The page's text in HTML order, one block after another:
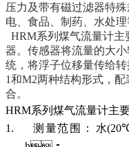
压力及带有磁过滤器特殊规
电、食品、制药、水处
HRM系列煤气流量计主
器。传感器将流量的大
统，将浮子位移量传给
1和M2两种结构形式
合。
HRM系列煤气流量计主
1.
测量范围 ： 水(20